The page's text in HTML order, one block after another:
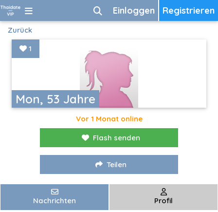
Registrieren
Einloggen
Zurück
Mon, 53 Jahre
1
Vor 1 Monat online
Flash senden
Teilen
Nachrichten Profil